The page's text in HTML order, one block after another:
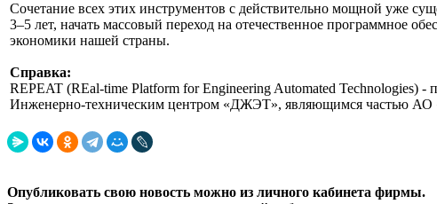
Сочетание всех этих инструментов с действительно мощной уже
3–5 лет, начать массовый переход на отечественное программное
экономики нашей страны.
Справка:
REPEAT (REal-time Platform for Engineering Automated Technologies) -
Инженерно-техническим центром «ДЖЭТ», являющимся частью АО
Опубликовать свою новость можно из личного кабинета фирмы.